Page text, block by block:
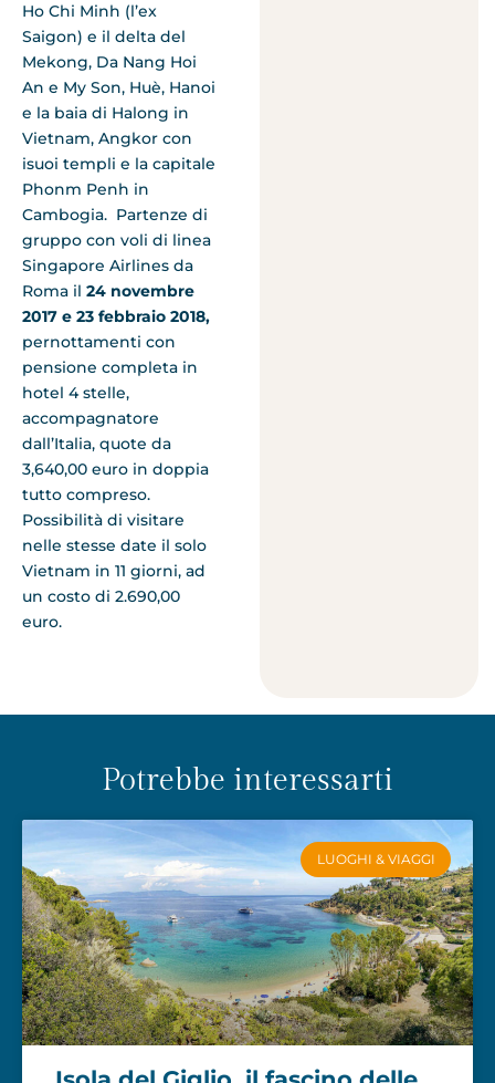
Ho Chi Minh (l’ex
Saigon) e il delta del
Mekong, Da Nang Hoi
An e My Son, Huè, Hanoi
e la baia di Halong in
Vietnam, Angkor con
isuoi templi e la capitale
Phonm Penh in
Cambogia. Partenze di
gruppo con voli di linea
Singapore Airlines da
Roma il 24 novembre
2017 e 23 febbraio 2018,
pernottamenti con
pensione completa in
hotel 4 stelle,
accompagnatore
dall’Italia, quote da
3,640,00 euro in doppia
tutto compreso.
Possibilità di visitare
nelle stesse date il solo
Vietnam in 11 giorni, ad
un costo di 2.690,00
euro.
Potrebbe interessarti
LUOGHI & VIAGGI